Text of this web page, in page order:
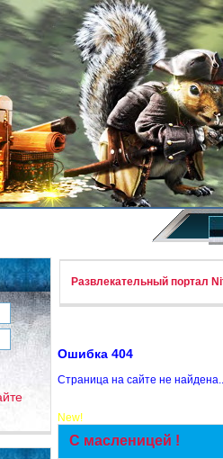
Развлекательный портал
Ошибка 404
Страница на сайте не
New!
С масленицей !